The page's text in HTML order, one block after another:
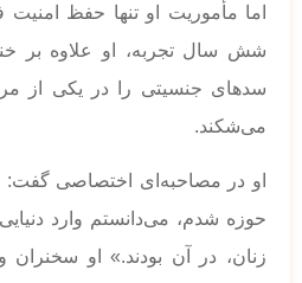
اما مأموریت او تنها حفظ
شش سال تجربه، او علاوه بر
سدهای جنسیتی را در یکی از
می‌شکند.
حوزه شدم، می‌دانستم وارد
زنان، در آن بودند.» او